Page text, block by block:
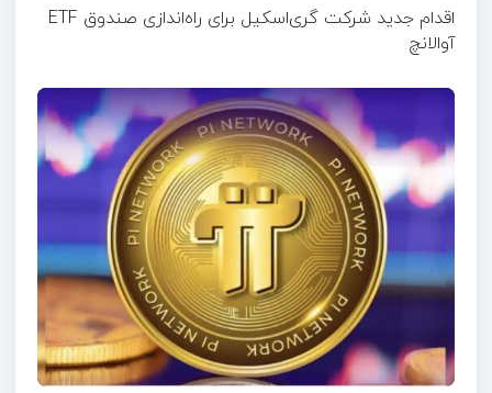
اقدام جدید شرکت گری‌اسکیل برای راه‌اندازی صندوق ETF
آوالانچ